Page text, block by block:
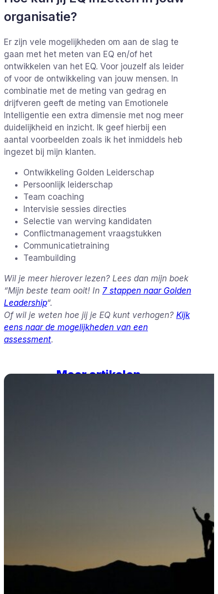
organisatie?
Er zijn vele mogelijkheden om aan de slag te
gaan met het meten van EQ en/of het
ontwikkelen van het EQ. Voor jouzelf als leider
of voor de ontwikkeling van jouw mensen. In
combinatie met de meting van gedrag en
drijfveren geeft de meting van Emotionele
Intelligentie een extra dimensie met nog meer
duidelijkheid en inzicht. Ik geef hierbij een
aantal voorbeelden zoals ik het inmiddels heb
ingezet bij mijn klanten.
Ontwikkeling Golden Leiderschap
Persoonlijk leiderschap
Team coaching
Intervisie sessies directies
Selectie van werving kandidaten
Conflictmanagement vraagstukken
Communicatietraining
Teambuilding
Wil je meer hierover lezen? Lees dan mijn boek
“Mijn beste team ooit! In 7 stappen naar Golden
Leadership“.
Of wil je weten hoe jij je EQ kunt verhogen? Kijk
eens naar de mogelijkheden van een
assessment.
Meer artikelen